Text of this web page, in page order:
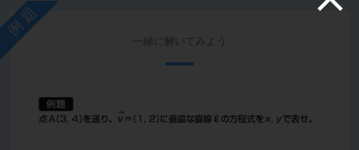
例題
一緒に解いてみよう